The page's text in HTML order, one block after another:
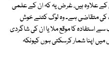
علاوہ ہیں، غرض یہ کہ ان کے علمی
کی متقاضی ہے۔ وہ لوگ کتنے خوش
کا موقع ملا یا ان کی شاگردی
اپنا شمار کرسکتی ہوں کیونکہ